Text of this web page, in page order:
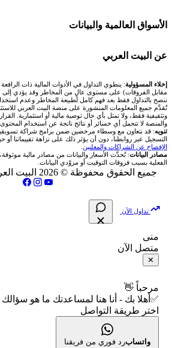
اكس تي بي XTB
انتراكتيف بروكرز IBKR
شركات تداول في قطر
شركات تداول في الأردن
شركات تداول في العراق
شركات تداول في فلسطين
🇦🇪 أسواق الإمارات
🇪🇬 البورصة المصرية
🇶🇦 بورصة قطر
🇯🇴 بورصة عمّان
🇧🇭 بورصة البحرين
فلتر الأسهم الشرعي
📋 جميع الأسهم
🕌 الأسهم الحلال
👨‍🏫 العلماء والهيئات الشرعية
💱 محول العملات
🧮 حاسبة حجم اللوت
📊 حاسبة قيمة النقطة
💰 حاسبة ربح الفوركس
📌 حاسبة النقاط المحورية
📏 حاسبة حجم المركز
📈 حاسبة عائد التداول
📊 حاسبة الربح التراكمي
🧮 حاسبة متوسط سعر السهم
📅 التقويم الاقتصادي
🕐 أوقات عمل السوق
🧱 حائط المجتمع
🏆 لوحة المحلّلين
✍️ اكتب تحليلك
الأسواق العالمية والبيانات
🌐 المؤشرات العالمية
🥇 سعر الذهب اليوم
🥇 أسعار الذهب والمعادن
💱 أسعار العملات والفوركس
💵 سعر الريال السعودي في مصر
📅 المؤشرات الاقتصادية
عن البيت العربي
من نحن
تواصل معنا
فريق المؤلفين
مقالات تعليمية
سياسة تقييم الشركات
الإبلاغ عن شركة نصابة
شروط الاستخدام
سياسة الخصوصية
إخلاء المسؤولية: ينطوي التداول في الأدوات المالية ذات
مقابل الفروقات) على مستوى عالٍ من المخاطر وقد يؤدي إلى
ننصح بالتداول فقط بعد فهم كامل لطبيعة المخاطر وعدم
تُقدَّم جميع المعلومات المنشورة على منصة البيت العربي
وتثقيفية فقط، ولا تمثل بأي حال توصية مالية أو استثمارية.
والمنصة لا تتحمل أي خسائر أو نتائج ناتجة عن استخدام المحتوى
تنويه: قد نتعاون مع وسطاء مرخصين ضمن برامج شراكة
التسجيل عبر روابطنا، دون أن يؤثر ذلك على نزاهة تقييماتنا أو
الإفصاح عن الشراكات والمعلنين
مصادر البيانات: تُحدَّث الأسعار والبيانات من مصادر مالية
الفعلية بسبب فروقات التوقيت أو مزوّدي البيانات.
جميع الحقوق محفوظة © 2026 البيت العربي ·
تداول الآن
منى
متصل الآن
✕
مرحباً 👋
✅أهلا بك - أنا هنا لمساعدتك ما هو
اختر طريقة التواصل
واتسابرد فوري من فريقنا